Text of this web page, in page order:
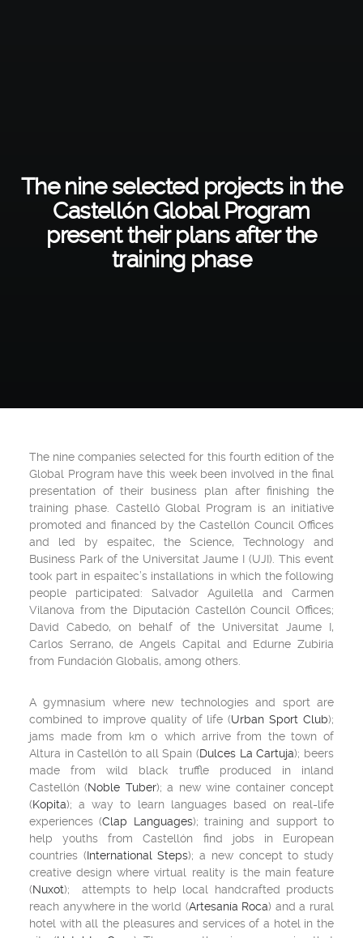
The nine selected projects in the
Castellón Global Program
present their plans after the
training phase
The nine companies selected for this fourth edition of the
Global Program have this week been involved in the final
presentation of their business plan after finishing the
training phase. Castelló Global Program is an initiative
promoted and financed by the Castellón Council Offices
and led by espaitec, the Science, Technology and
Business Park of the Universitat Jaume I (UJI). This event
took part in espaitec’s installations in which the following
people participated: Salvador Aguilella and Carmen
Vilanova from the Diputación Castellón Council Offices;
David Cabedo, on behalf of the Universitat Jaume I,
Carlos Serrano, de Angels Capital and Edurne Zubiria
from Fundación Globalis, among others.
A gymnasium where new technologies and sport are
combined to improve quality of life (Urban Sport Club);
jams made from km 0 which arrive from the town of
Altura in Castellón to all Spain (Dulces La Cartuja); beers
made from wild black truffle produced in inland
Castellón (Noble Tuber); a new wine container concept
(Kopita); a way to learn languages based on real-life
experiences (Clap Languages); training and support to
help youths from Castellón find jobs in European
countries (International Steps); a new concept to study
creative design where virtual reality is the main feature
(Nuxot); attempts to help local handcrafted products
reach anywhere in the world (Artesanía Roca) and a rural
hotel with all the pleasures and services of a hotel in the